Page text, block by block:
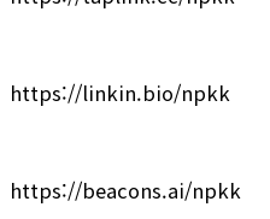
https://linkin.bio/npkk
https://beacons.ai/npkk